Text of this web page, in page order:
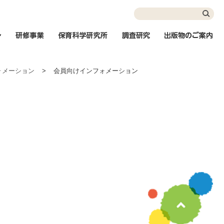
インフォメーション
研修事業 保育科学研究所調査研究
ーション > 会員向けインフォメーション